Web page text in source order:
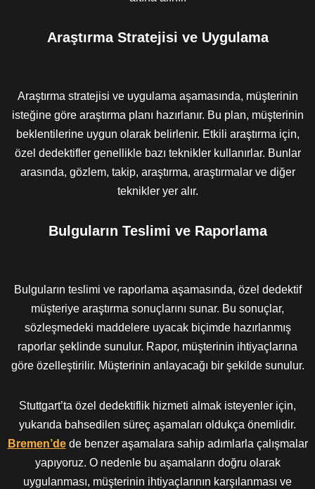
Araştırma Stratejisi ve Uygulama
Araştırma stratejisi ve uygulama aşamasında, müşterinin
isteğine göre araştırma planı hazırlanır. Bu plan, müşterinin
beklentilerine uygun olarak belirlenir. Etkili araştırma için,
özel dedektifler genellikle bazı teknikler kullanırlar. Bunlar
arasında, gözlem, takip, araştırma, araştırmalar ve diğer
teknikler yer alır.
Bulguların Teslimi ve Raporlama
Bulguların teslimi ve raporlama aşamasında, özel dedektif
müşteriye araştırma sonuçlarını sunar. Bu sonuçlar,
sözleşmedeki maddelere uyacak biçimde hazırlanmış
raporlar şeklinde sunulur. Rapor, müşterinin ihtiyaçlarına
göre özelleştirilir. Müşterinin anlayacağı bir şekilde sunulur.
Stuttgart’ta özel dedektiflik hizmeti almak isteyenler için,
yukarıda bahsedilen süreç aşamaları oldukça önemlidir.
Bremen’dede benzer aşamalara sahip adımlarla çalışmalar
yapıyoruz. O nedenle bu aşamaların doğru olarak
uygulanması, müşterinin ihtiyaçlarının karşılanması ve